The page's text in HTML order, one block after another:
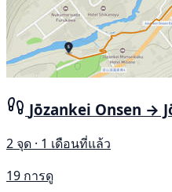
Jōzankei Onsen →
2 จุด · 1 เดือนที่แล้ว
19 การดู